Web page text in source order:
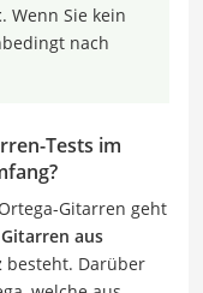
. Wenn Sie kein
nach
Tests im
Gitarren geht
aus
besteht. Darüber